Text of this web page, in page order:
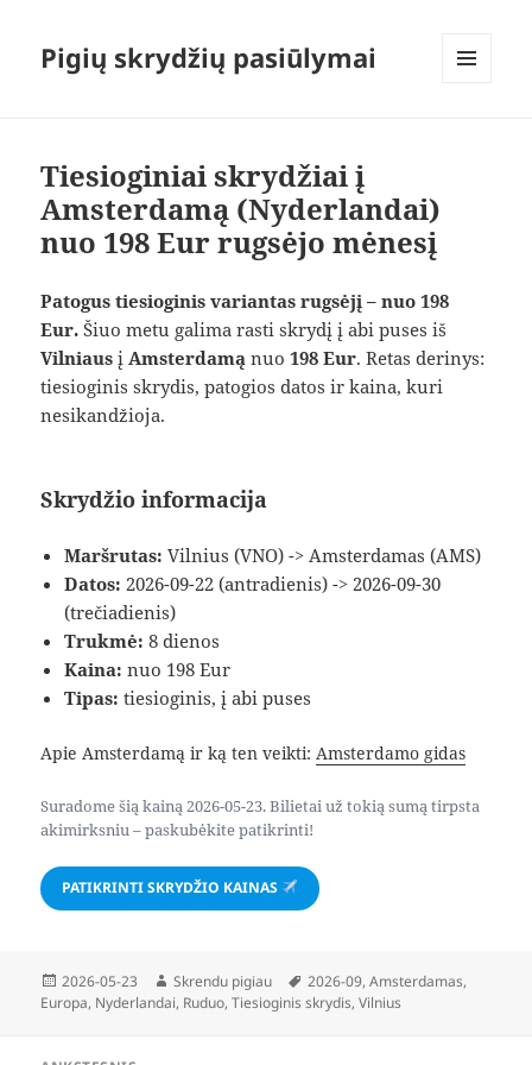
Pigių skrydžių pasiūlymai
Tiesioginiai skrydžiai į
Amsterdamą (Nyderlandai)
nuo 198 Eur rugsėjo mėnesį
Patogus tiesioginis variantas rugsėjį – nuo 198
Eur. Šiuo metu galima rasti skrydį į abi puses iš
Vilniaus į Amsterdamą nuo198 Eur. Retas derinys:
tiesioginis skrydis, patogios datos ir kaina, kuri
nesikandžioja.
Skrydžio informacija
Maršrutas: Vilnius (VNO) -> Amsterdamas (AMS)
Datos: 2026-09-22 (antradienis) -> 2026-09-30
(trečiadienis)
Trukmė: 8 dienos
Kaina: nuo 198 Eur
Tipas: tiesioginis, į abi puses
Apie Amsterdamą ir ką ten veikti:Amsterdamo gidas
Suradome šią kainą 2026-05-23. Bilietai už tokią sumą tirpsta
akimirksniu – paskubėkite patikrinti!
PATIKRINTI SKRYDŽIO KAINAS
Paskelbta
2026-05-23 Autorius
Skrendu pigiau Žymos
2026-09,Amsterdamas,
Europa, Nyderlandai, Ruduo,Tiesioginis skrydis,Vilnius